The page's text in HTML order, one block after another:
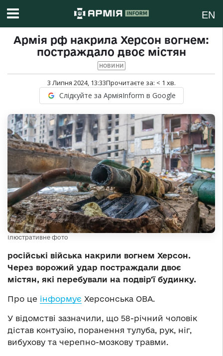
EN
Армія рф накрила Херсон вогнем:
постраждало двоє містян
НОВИНИ
3 Липня 2024, 13:33Прочитаєте за: < 1 хв.
Слідкуйте за АрміяInform в Google
Ілюстративне фото
російські війська накрили вогнем Херсон.
Через ворожий удар постраждали двоє
містян, які перебували на подвірʼї будинку.
Про це інформує Херсонська ОВА.
У відомстві зазначили, що 58-річний чоловік
дістав контузію, поранення тулуба, рук, ніг,
вибухову та черепно-мозкову травми.